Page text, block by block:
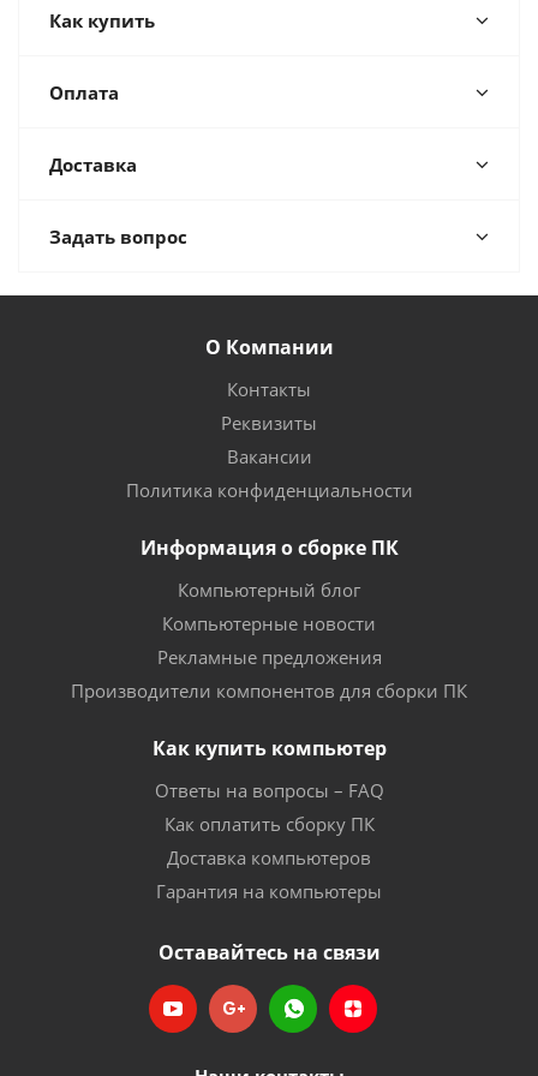
Как купить
Оплата
Доставка
Задать вопрос
О Компании
Контакты
Реквизиты
Вакансии
Политика конфиденциальности
Информация о сборке ПК
Компьютерный блог
Компьютерные новости
Рекламные предложения
Производители компонентов для сборки ПК
Как купить компьютер
Ответы на вопросы – FAQ
Как оплатить сборку ПК
Доставка компьютеров
Гарантия на компьютеры
Оставайтесь на связи